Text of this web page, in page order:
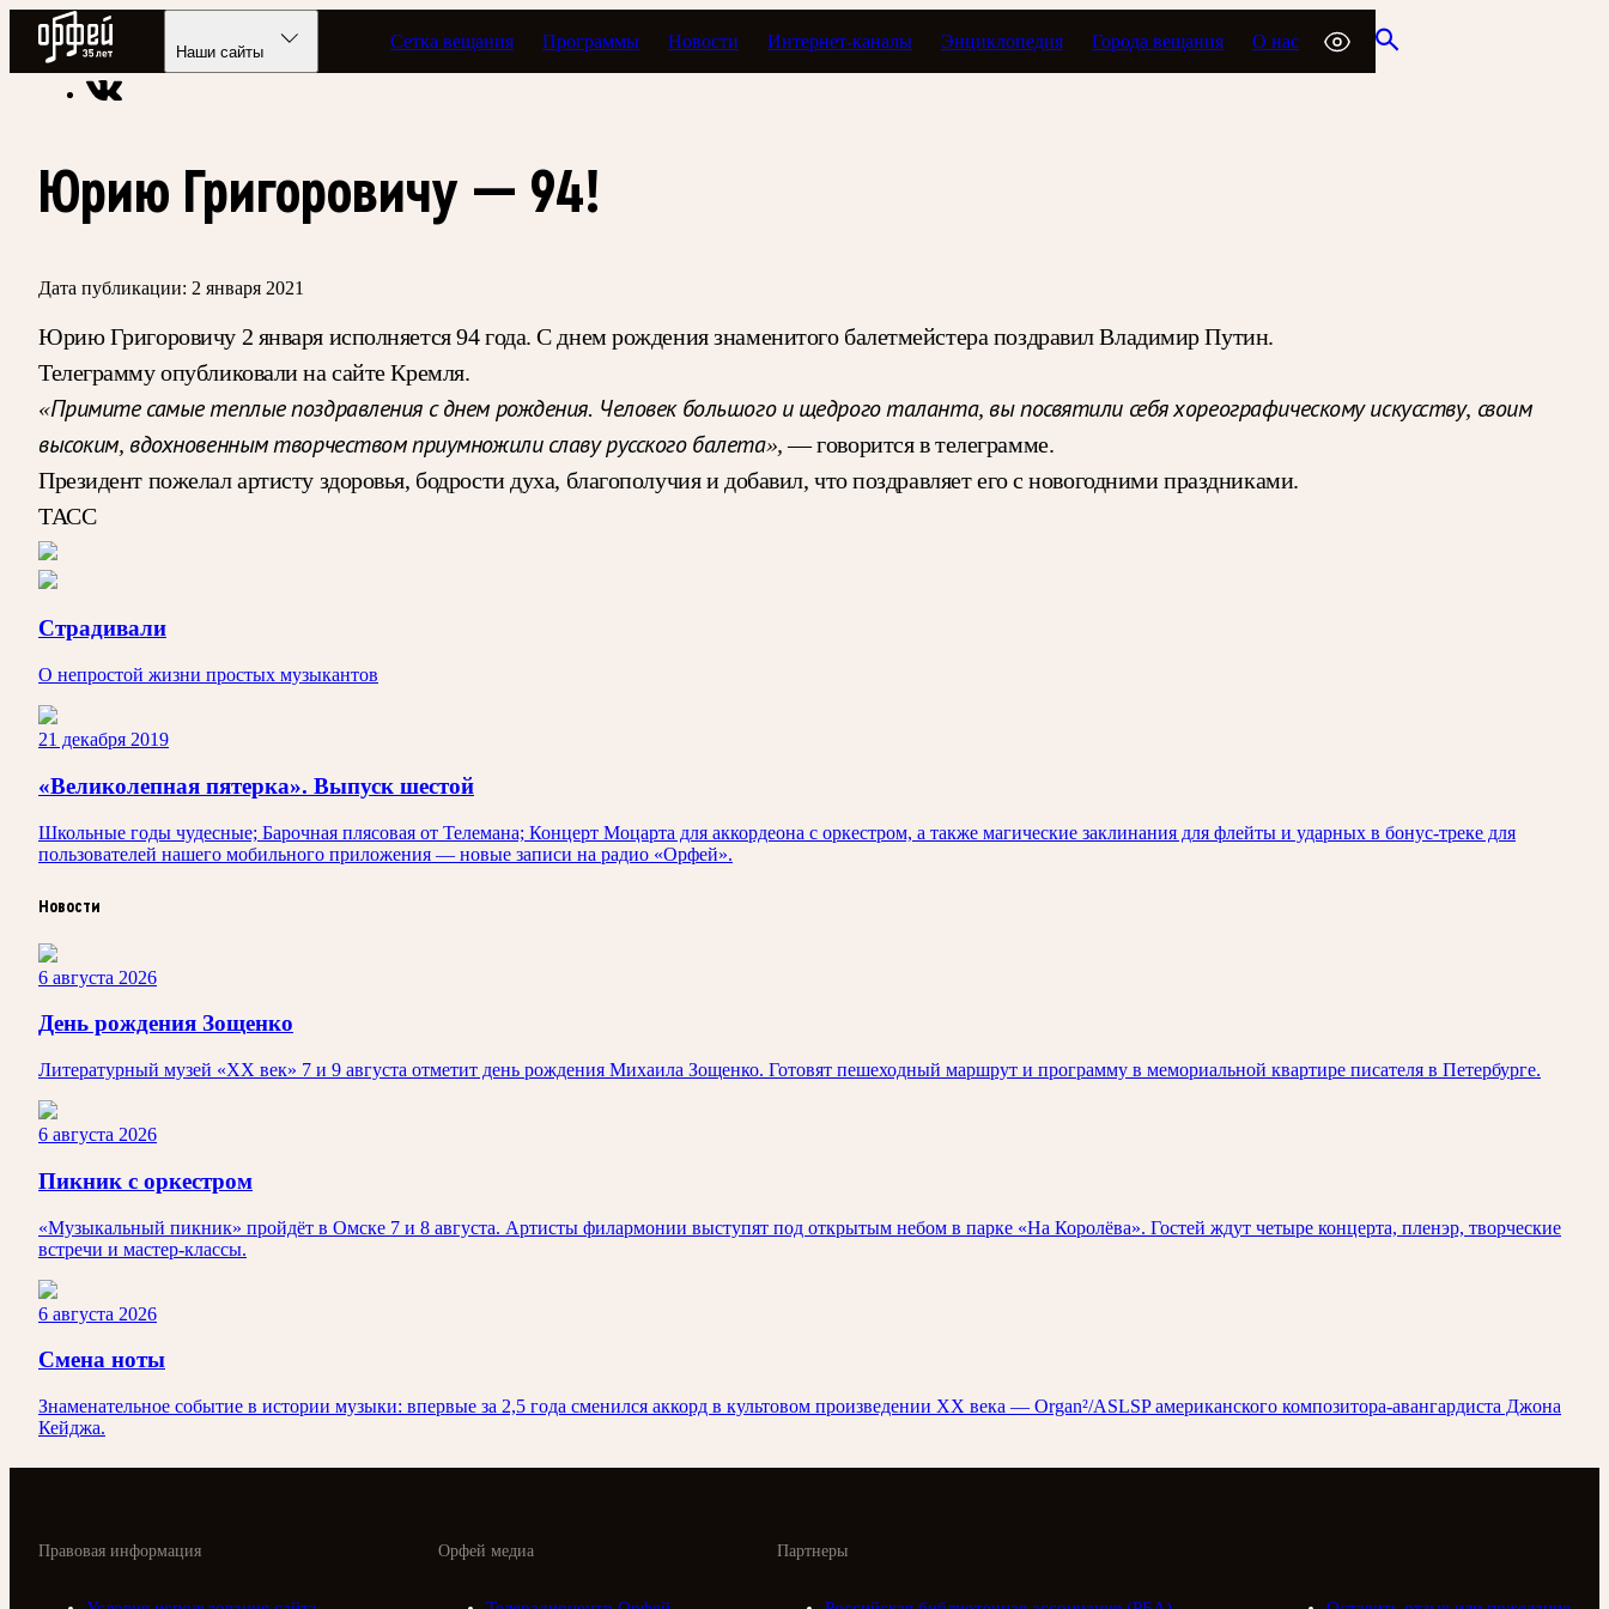
Радио Орфей
Наши сайты
Сетка вещания Программы Новости Интернет-каналы Энциклопедия Города вещания О нас
Радио классической музыки «Орфей» Новости
Юрию Григоровичу — 94!
Дата публикации: 2 января 2021
Юрию Григоровичу 2 января исполняется 94 года. С днем рождения знаменитого балетмейстера поздравил Владимир Путин.
Телеграмму опубликовали на сайте Кремля.
«Примите самые теплые поздравления с днем рождения. Человек большого и щедрого таланта, вы посвятили себя хореографическому искусству, своим
высоким, вдохновенным творчеством приумножили славу русского балета»,— говорится в телеграмме.
Президент пожелал артисту здоровья, бодрости духа, благополучия и добавил, что поздравляет его с новогодними праздниками.
ТАСС
Страдивали
О непростой жизни простых музыкантов
21 декабря 2019
«Великолепная пятерка». Выпуск шестой
Школьные годы чудесные; Барочная плясовая от Телемана; Концерт Моцарта для аккордеона с оркестром, а также магические заклинания для флейты и ударных в бонус-треке для
пользователей нашего мобильного приложения — новые записи на радио «Орфей».
Новости
6 августа 2026
День рождения Зощенко
Литературный музей «ХХ век» 7 и 9 августа отметит день рождения Михаила Зощенко. Готовят пешеходный маршрут и программу в мемориальной квартире писателя в Петербурге.
6 августа 2026
Пикник с оркестром
«Музыкальный пикник» пройдёт в Омске 7 и 8 августа. Артисты филармонии выступят под открытым небом в парке «На Королёва». Гостей ждут четыре концерта, пленэр, творческие
встречи и мастер-классы.
6 августа 2026
Смена ноты
Знаменательное событие в истории музыки: впервые за 2,5 года сменился аккорд в культовом произведении XX века — Organ²/ASLSP американского композитора-авангардиста Джона
Кейджа.
Орфей медиа Партнеры
Правовая информация